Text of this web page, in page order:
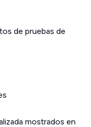
de pruebas de
mostrados en